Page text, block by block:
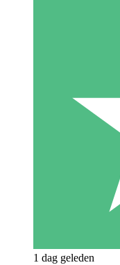
1 dag geleden